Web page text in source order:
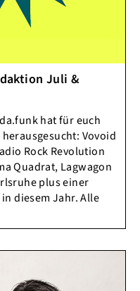
Juli &
hat für euch
Vovoid
Rock Revolution
Quadrat, Lagwagon
plus einer
diesem Jahr. Alle